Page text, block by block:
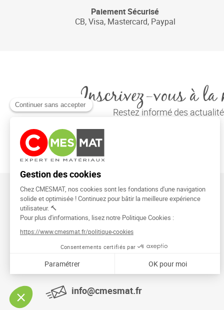
Paiement Sécurisé
CB, Visa, Mastercard, Paypal
Inscrivez-vous à la
Restez informé des
CMESMAT
91026 EVRY COURCOURONNES
info@cmesmat.fr